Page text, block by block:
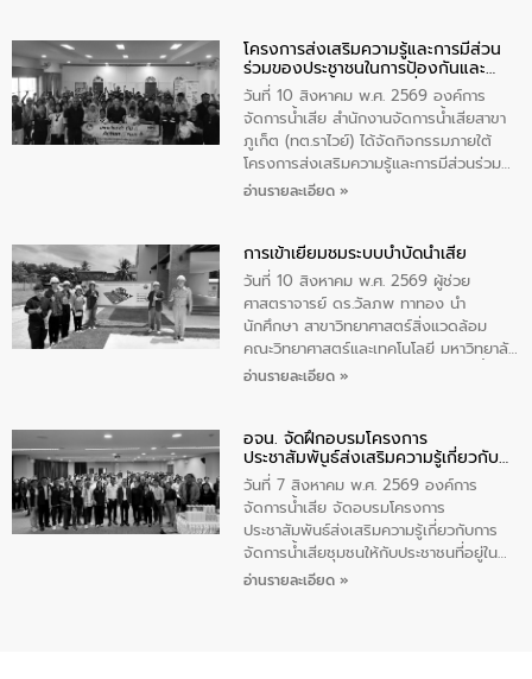
ความรู้แก่อาสาสมัครท้องถิ่นรักษ์โลก อาสา
สมัครสาธารณสุขประจำหมู่บ้าน และ
ประชาชนผู้ที่สนใจเข้าร่วม จำนวน 80 คน
เพื่อส่งเสริมความรู้ด้านการจัดการน้ำเสีย
การบำบัดน้ำเสียเบื้องต้นในครัวเรือน และ
สร้างจิตสำนึกในการอนุรักษ์สิ่งแวดล้อม ใน
การนี้ นายเทมส์ ไกรทัศน์ นายกเทศมนตรี
โครงการส่งเสริมความรู้และการมีส่วน
ร่วมของประชาชนในการป้องกันและ
แก้ไขปัญหาน้ำเสียอย่างยั่งยืน
วันที่ 10 สิงหาคม พ.ศ. 2569 องค์การ
จัดการน้ำเสีย สำนักงานจัดการน้ำเสียสาขา
ภูเก็ต (ทต.ราไวย์) ได้จัดกิจกรรมภายใต้
โครงการส่งเสริมความรู้และการมีส่วนร่วม
ของประชาชนในการป้องกันและแก้ไขปัญหา
ความรู้แก่นักเรียนชั้นมัธยมปีที่ 1 โรงเรียน
วัดสว่างอารมณ์ ในเขตเทศบาลตำบลราไวย์
เพื่อส่งเสริมความรู้ด้านการจัดการน้ำเสีย
การบำบัดน้ำเสียเบื้องต้นในครัวเรือน และ
สร้างจิตสำนึกในการอนุรักษ์สิ่งแวดล้อม ใน
การนี้ นายเทมส์ ไกรทัศน์ นายกเทศมนตรี
อ่านรายละเอียด »
การเข้าเยี่ยมชมระบบบำบัดน้ำเสีย
วันที่ 10 สิงหาคม พ.ศ. 2569 ผู้ช่วย
ศาสตราจารย์ ดร.วัลภพ ทาทอง นำ
นักศึกษา สาขาวิทยาศาสตร์สิ่งแวดล้อม
คณะวิทยาศาสตร์และเทคโนโลยี มหาวิทยาลัย
ราชภัฏเลย เข้าศึกษาดูงานระบบบำบัดน้ำเสีย
วิศวกร ให้การต้อนรับ และบรรยายให้ความ
รู้
อ่านรายละเอียด »
อจน. จัดฝึกอบรมโครงการ
ประชาสัมพันธ์ส่งเสริมความรู้เกี่ยวกับ
การจัดการน้ำเสีย
วันที่ 7 สิงหาคม พ.ศ. 2569 องค์การ
จัดการน้ำเสีย จัดอบรมโครงการ
ประชาสัมพันธ์ส่งเสริมความรู้เกี่ยวกับการ
จัดการน้ำเสียชุมชนให้กับประชาชนที่อยู่ใน
เขตพื้นที่เทศบาลเมืองอุทัยธานี จำนวน 100
อ่านรายละเอียด »